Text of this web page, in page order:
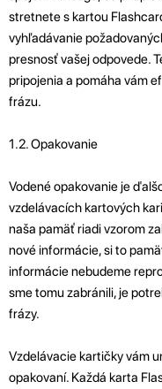
stretnete s kartou
vyhľadávanie
presnosť vašej odpovede.
pripojenia a pomáha vám
frázu.
1.2. Opakovanie
Vodené opakovanie je
vzdelávacích kartových
naša pamäť riadi vzorom
nové informácie, si to
informácie nebudeme
sme tomu zabránili, je
frázy.
Vzdelávacie kartičky vám
opakovaní. Každá karta